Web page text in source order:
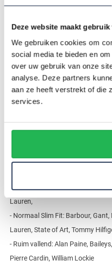
Deze website maakt
We gebruiken cookies om
social media te bieden en
over uw gebruik van onze
analyse. Deze partners
aan ze heeft verstrekt of die
services.
Verschillende
Om elke man een trui te bieden
pasvormen. Elke man kan
- Slank model (Slim Fit):
Lauren,
- Normaal Slim Fit: Barbour,
Lauren, State of Art, Tommy
- Ruim vallend: Alan Paine,
Pierre Cardin, William Lockie